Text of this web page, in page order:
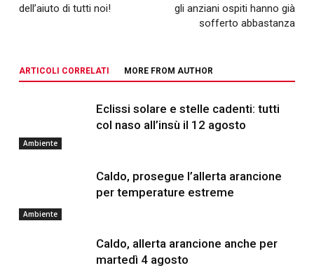
dell’aiuto di tutti noi!
gli anziani ospiti hanno già
sofferto abbastanza
ARTICOLI CORRELATI MORE FROM AUTHOR
Ambiente
Eclissi solare e stelle cadenti: tutti
col naso all’insù il 12 agosto
Ambiente
Caldo, prosegue l’allerta arancione
per temperature estreme
Caldo, allerta arancione anche per
martedì 4 agosto